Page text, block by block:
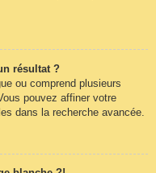
résultat ?
ou comprend plusieurs
pouvez affiner votre
dans la recherche avancée.